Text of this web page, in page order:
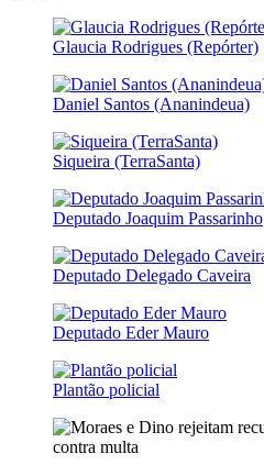
Glaucia Rodrigues (Repórter)
Daniel Santos (Ananindeua)
Siqueira (TerraSanta)
Deputado Joaquim Passarinho
Deputado Delegado Caveira
Deputado Eder Mauro
Plantão policial